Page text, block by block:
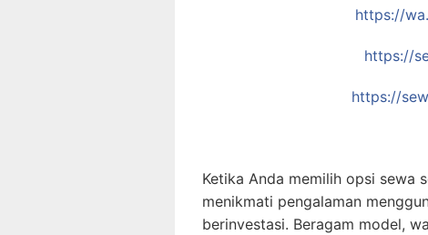
https://
https://
https://
Ketika Anda memilih opsi sewa
menikmati pengalaman
berinvestasi. Beragam model,